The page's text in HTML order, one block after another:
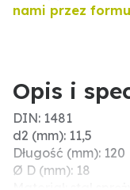
nami przez
Opis i
DIN: 1481
d2 (mm): 11,5
Długość (mm): 120
Ø D (mm): 18